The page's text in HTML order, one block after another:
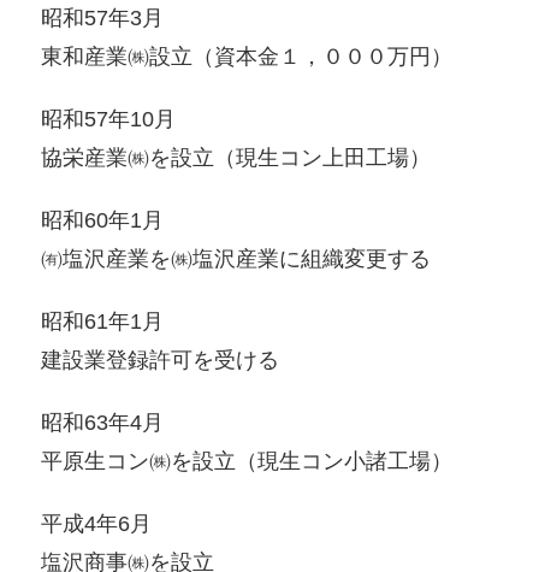
昭和57年3月
東和産業㈱設立（資本金１，０００万円）
昭和57年10月
協栄産業㈱を設立（現生コン上田工場）
昭和60年1月
㈲塩沢産業を㈱塩沢産業に組織変更する
昭和61年1月
建設業登録許可を受ける
昭和63年4月
平原生コン㈱を設立（現生コン小諸工場）
平成4年6月
塩沢商事㈱を設立